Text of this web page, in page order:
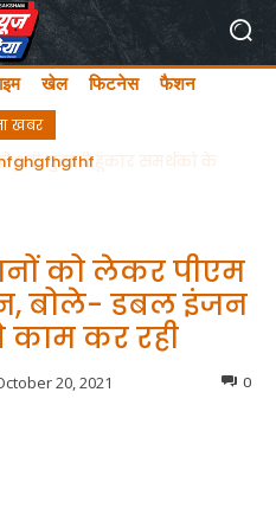
खेल फिटनेस फैशन
खबर
को लेकर पीएम
बोले- डबल इंजन
काम कर रही
20, 2021 0